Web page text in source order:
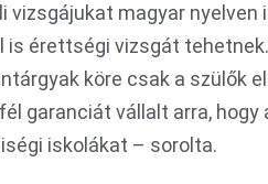
vizsgájukat magyar
is érettségi vizsgát
köre csak a szülők
garanciát vállalt arra,
iskolákat – sorolta.